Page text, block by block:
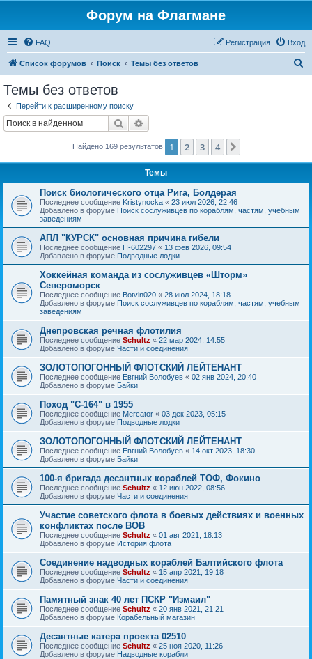
Форум на Флагмане
FAQ Вход
Регистрация
Список форумов Поиск Темы без ответов
Темы без ответов
Перейти к расширенному поиску
Поиск
Найдено 169 результатов 1 2 3 4
Темы
Поиск биологического отца Рига, Болдерая
Последнее сообщение Kristynocka « 23 июл 2026, 22:46
Добавлено в форуме Поиск сослуживцев по кораблям, частям, учебным
заведениям
АПЛ "КУРСК" основная причина гибели
Последнее сообщение П-602297 « 13 фев 2026, 09:54
Добавлено в форуме Подводные лодки
Хоккейная команда из сослуживцев «Шторм»
Североморск
Последнее сообщение Botvin020 « 28 июл 2024, 18:18
Добавлено в форуме Поиск сослуживцев по кораблям, частям, учебным
заведениям
Днепровская речная флотилия
Последнее сообщение Schultz « 22 мар 2024, 14:55
Добавлено в форуме Части и соединения
ЗОЛОТОПОГОННЫЙ ФЛОТСКИЙ ЛЕЙТЕНАНТ
Последнее сообщение Евгний Волобуев « 02 янв 2024, 20:40
Добавлено в форуме Байки
Поход "С-164" в 1955
Последнее сообщение Mercator « 03 дек 2023, 05:15
Добавлено в форуме Подводные лодки
ЗОЛОТОПОГОННЫЙ ФЛОТСКИЙ ЛЕЙТЕНАНТ
Последнее сообщение Евгний Волобуев « 14 окт 2023, 18:30
Добавлено в форуме Байки
100-я бригада десантных кораблей ТОФ, Фокино
Последнее сообщение Schultz « 12 июн 2022, 08:56
Добавлено в форуме Части и соединения
Участие советского флота в боевых действиях и военных
конфликтах после ВОВ
Последнее сообщение Schultz « 01 авг 2021, 18:13
Добавлено в форуме История флота
Соединение надводных кораблей Балтийского флота
Последнее сообщение Schultz « 15 апр 2021, 19:18
Добавлено в форуме Части и соединения
Памятный знак 40 лет ПСКР "Измаил"
Последнее сообщение Schultz « 20 янв 2021, 21:21
Добавлено в форуме Корабельный магазин
Десантные катера проекта 02510
Последнее сообщение Schultz « 25 ноя 2020, 11:26
Добавлено в форуме Надводные корабли